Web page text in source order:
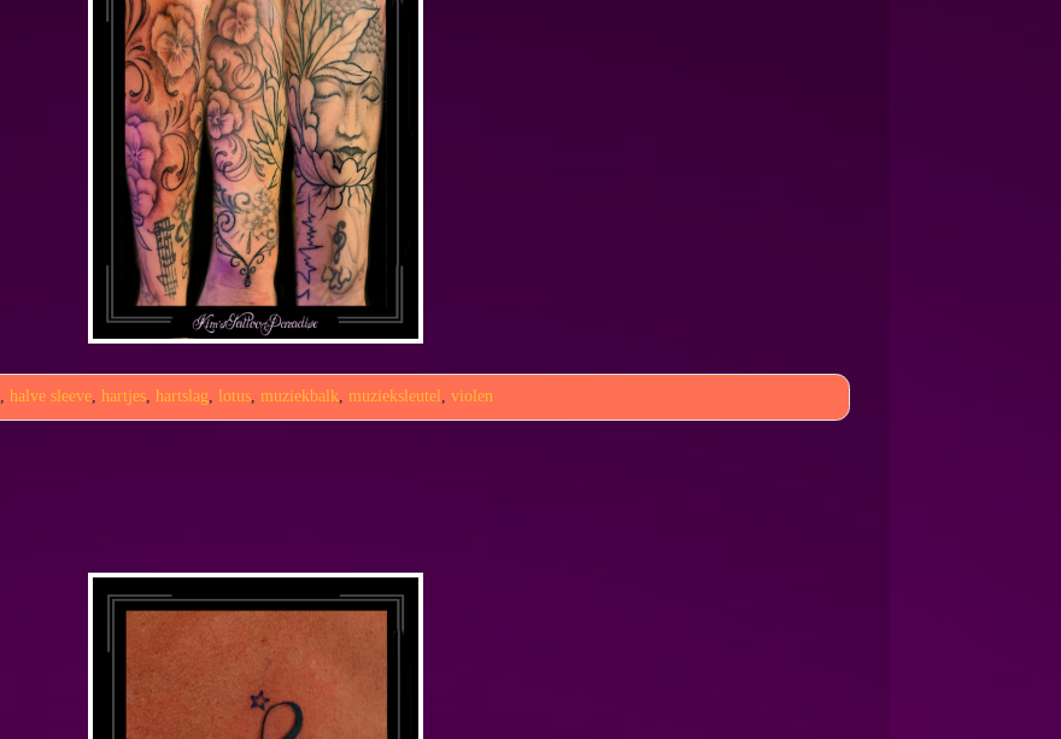
,halve sleeve ,hartjes ,hartslag lotus muziekbalk muzieksleutel ,violen